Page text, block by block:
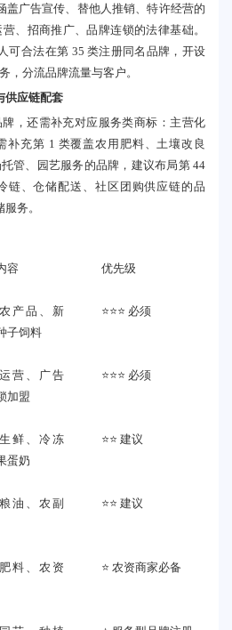
盖广告宣传、替他人推销、特许经营的
、招商推广、品牌连锁的法律基础。
可合法在第 35 类注册同名品牌，开设
，分流品牌流量与客户。
供应链配套
，还需补充对应服务类商标：主营化
补充第 1 类覆盖农用肥料、土壤改良
管、园艺服务的品牌，建议布局第 44
链、仓储配送、社区团购供应链的品
务。
容 优先级
产品、新
子饲料
⭐⭐⭐ 必须
营、广告
加盟
⭐⭐⭐ 必须
鲜、冷冻
蛋奶
⭐⭐ 建议
油、农副
⭐⭐ 建议
料、农资
⭐ 农资商家必备